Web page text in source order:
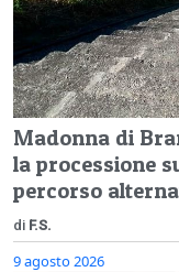
Madonna di
la processione
percorso
di F.S.
9 agosto 2026